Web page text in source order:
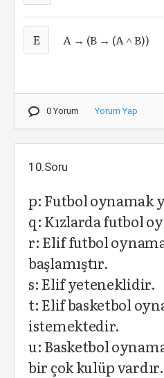
E A → (B → (A ˄ B))
0 Yorum Yorum Yap
10.Soru
p: Futbol oynamak
q: Kızlarda futbol
r: Elif futbol
başlamıştır.
s: Elif yeteneklidir.
t: Elif basketbol
istemektedir.
u: Basketbol
bir çok kulüp vardır.